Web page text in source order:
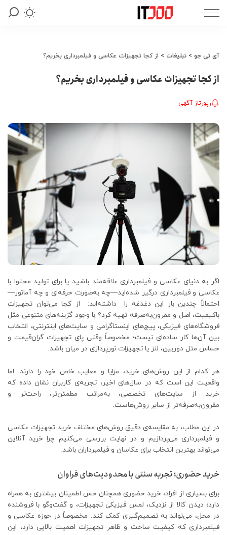
آی تی جو > تبلیغات > از کجا تجهیزات عکاسی و فیلمبرداری بخریم؟
از کجا تجهیزات عکاسی و فیلمبرداری بخریم؟
رپورتاژ آگهی
اگر به دنیای عکاسی و فیلمبرداری علاقه‌مند باشید یا برای تولید محتوا با
عکاسی و فیلمبرداری درگیر شده‌اید—چه به‌صورت حرفه‌ای و چه آماتور—
احتمالاً چندین بار این دغدغه را داشته‌اید: از کجا می‌توان تجهیزات
باکیفیت، اصل و مقرون‌به‌صرفه تهیه کرد؟ با وجود گزینه‌های متنوعی مثل
فروشگاه‌های فیزیکی، پیج‌های اینستاگرامی و سایت‌های اینترنتی، انتخاب
بین آن‌ها کار ساده‌ای نیست؛ مخصوصاً وقتی پای تجهیزات گران‌قیمت و
حساس مثل دوربین، لنز یا تجهیزات نورپردازی در میان باشد.
هر کدام از این روش‌های خرید، مزایا و معایب خاص خود را دارند. اما
واقعیت این است که در سال‌های اخیر، تجربه‌ی کاربران نشان داده که
خرید از سایت‌های تخصصی، به‌مراتب مطمئن‌تر، راحت‌تر و
مقرون‌به‌صرفه‌تر از سایر روش‌هاست.
در این مطلب، به مقایسه‌ی دقیق روش‌های مختلف خرید تجهیزات عکاسی
و فیلمبرداری می‌پردازیم و در نهایت بررسی می‌کنیم چرا خرید آنلاین
می‌تواند بهترین انتخاب برای عکاسان و فیلمبرداران باشد.
خرید حضوری؛ تجربه سنتی با محدودیت‌های فراوان
برای بسیاری از افراد، خرید حضوری همچنان حس اطمینان بیشتری به همراه
دارد؛ دیدن کالا از نزدیک، لمس فیزیکی تجهیزات، و گفت‌وگو با فروشنده
در محل، می‌تواند به تصمیم‌گیری کمک کند. مخصوصاً در حوزه عکاسی و
فیلمبرداری که کیفیت ساخت و ظاهر تجهیزات اهمیت بالایی دارد، این